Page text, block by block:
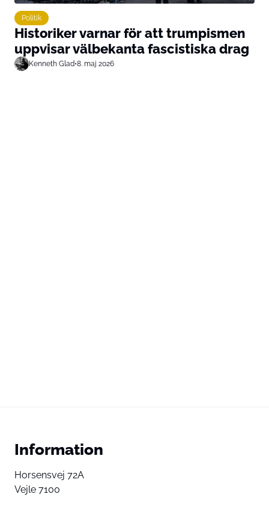
Politik
Historiker varnar för att trumpismen
uppvisar välbekanta fascistiska drag
Kenneth Glad•8. maj 2026
Information
Horsensvej 72A
Vejle 7100